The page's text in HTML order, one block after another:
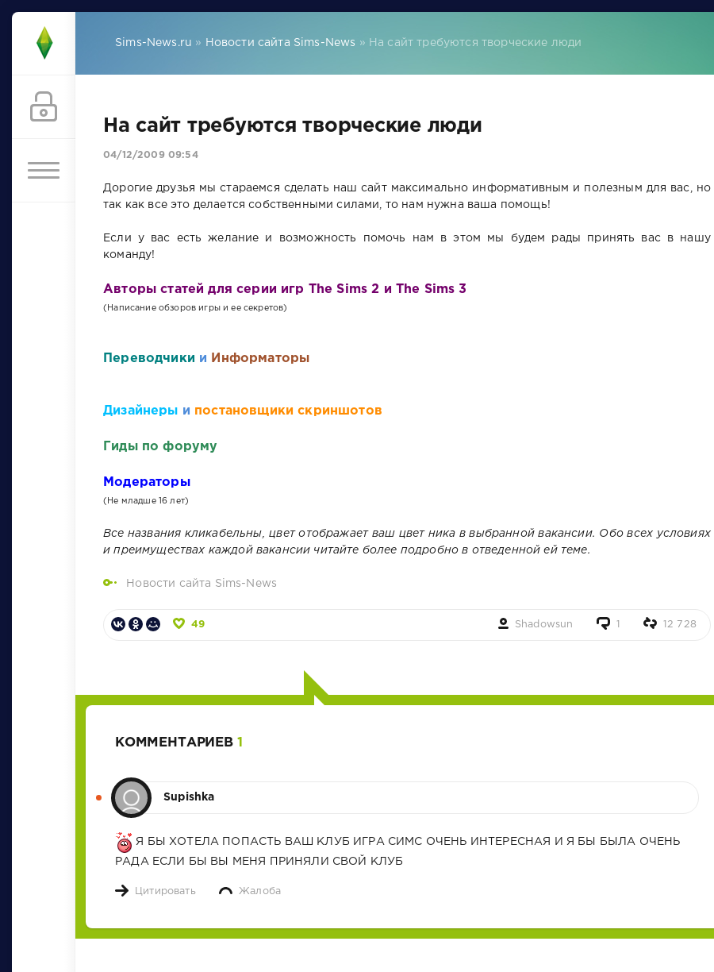
Sims-News.ru » Новости сайта Sims-News » На сайт требуются творческие люди
На сайт требуются творческие люди
04/12/2009 09:54
Дорогие друзья мы стараемся сделать наш сайт максимально информативным и полезным для вас, но
так как все это делается собственными силами, то нам нужна ваша помощь!
Если у вас есть желание и возможность помочь нам в этом мы будем рады принять вас в нашу
команду!
Авторы статей для серии игр The Sims 2 и The Sims 3
(Написание обзоров игры и ее секретов)
Переводчики и Информаторы
Дизайнеры и постановщики скриншотов
Гиды по форуму
Модераторы
(Не младше 16 лет)
Все названия кликабельны, цвет отображает ваш цвет ника в выбранной вакансии. Обо всех условиях
и преимуществах каждой вакансии читайте более подробно в отведенной ей теме.
Новости сайта Sims-News
49 Shadowsun 1 12 728
КОММЕНТАРИЕВ 1
Supishka
Я БЫ ХОТЕЛА ПОПАСТЬ ВАШ КЛУБ ИГРА СИМС ОЧЕНЬ ИНТЕРЕСНАЯ И Я БЫ БЫЛА ОЧЕНЬ
РАДА ЕСЛИ БЫ ВЫ МЕНЯ ПРИНЯЛИ СВОЙ КЛУБ
Цитировать Жалоба